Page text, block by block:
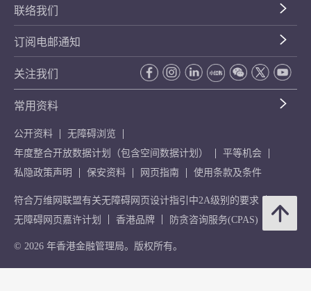
联络我们
订阅电邮通知
关注我们
常用资料
公开资料
无障碍浏览
年度整合开放数据计划（包含空间数据计划）
平等机会
私隐政策声明
保安资料 网页指南 使用条款及条件
符合万维网联盟有关无障碍网页设计指引中2A级别的要求
无障碍网页嘉许计划
香港品牌 防贪咨询服务(CPAS)
© 2026 年香港金融管理局。版权所有。